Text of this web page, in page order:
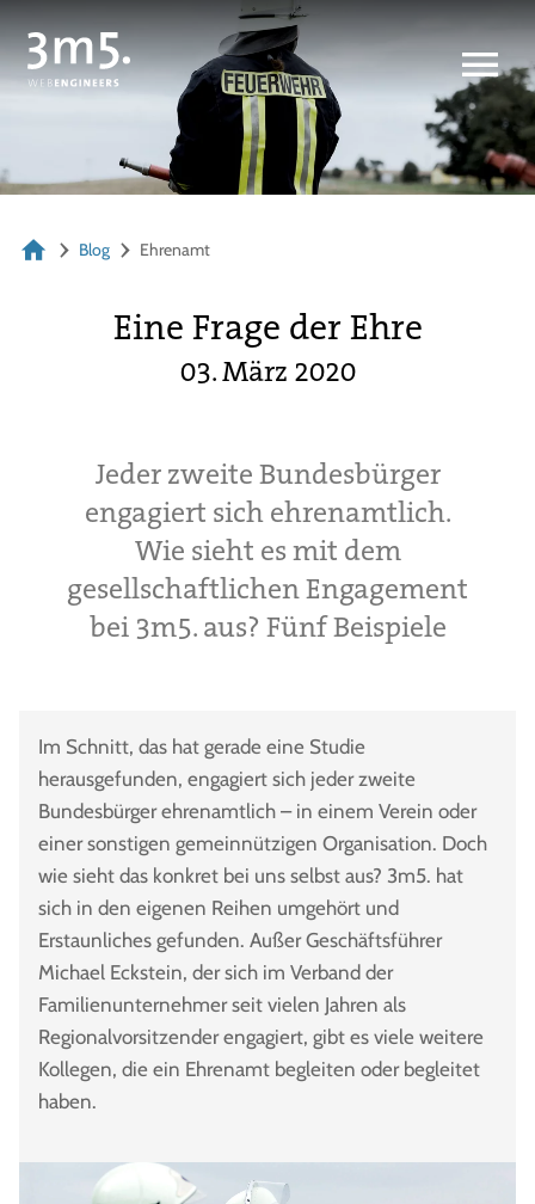
Blog Ehrenamt
Eine Frage der Ehre
03. März 2020
Jeder zweite Bundesbürger
engagiert sich ehrenamtlich.
Wie sieht es mit dem
gesellschaftlichen Engagement
bei 3m5. aus? Fünf Beispiele
Im Schnitt, das hat gerade eine Studie
herausgefunden, engagiert sich jeder zweite
Bundesbürger ehrenamtlich – in einem Verein oder
einer sonstigen gemeinnützigen Organisation. Doch
wie sieht das konkret bei uns selbst aus? 3m5. hat
sich in den eigenen Reihen umgehört und
Erstaunliches gefunden. Außer Geschäftsführer
Michael Eckstein, der sich im Verband der
Familienunternehmer seit vielen Jahren als
Regionalvorsitzender engagiert, gibt es viele weitere
Kollegen, die ein Ehrenamt begleiten oder begleitet
haben.